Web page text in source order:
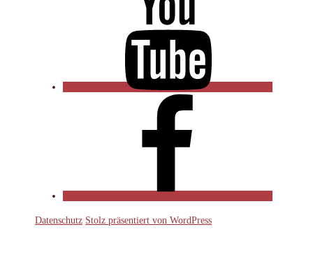
Datenschutz Stolz präsentiert von WordPress